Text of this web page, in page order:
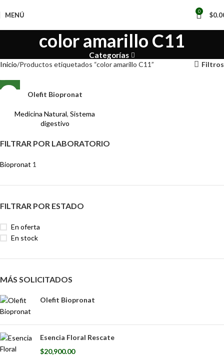
MENÚ 0 $
color amarillo C11
Categorías
FILTRAR POR LABORATORIO
Biopronat 1
FILTRAR POR ESTADO
En oferta
En stock
MÁS SOLICITADOS
Olefit Biopronat
Esencia Floral Rescate
$20,900.00
Inicio Productos etiquetados “color amarillo C11” Filtros
Olefit Biopronat
Medicina Natural, Sistema
digestivo